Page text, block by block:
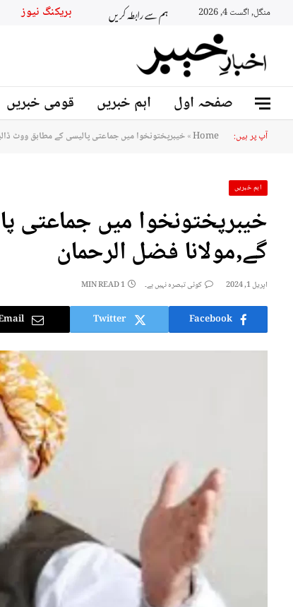
منگل, اگست 4, 2026 ہم سے رابطہ کریں
صفحہ اول اہم خبریں قومی خبریں
آپ پر ہیں: Home
»خیبرپختونخوا میں جماعتی پالیسی کے مطابق ووٹ
اہم خبریں
خیبرپختونخوا میں جماعتی
گے,مولانا فضل الرحمان
اپریل 1, 2024 کوئی تبصرہ نہیں ہے۔ 1 MIN READ
Facebook
Twitter